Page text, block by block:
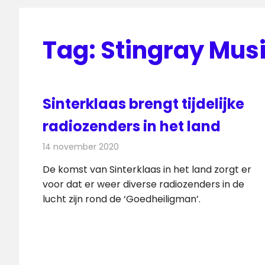
Tag: Stingray
Sinterklaas brengt tijdelijke
radiozenders in het land
14 november 2020
De komst van Sinterklaas in het land zorgt er
voor dat er weer diverse radiozenders in de
lucht zijn rond de ‘Goedheiligman’.